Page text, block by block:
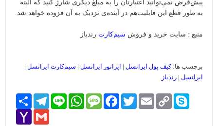
پیش‌فرض نمی‌توانید اعتبارتان را به مبلغ دیگری شارژ کنید که البته
به طور قطع این قابلیت‌هم در آینده‌ی نزدیک به آن فزوده خواهد شد.
منبع : سایت خرید و فروش سیم‌کارت رندباز
برچسب ها:کیف پول ایرانسل | اپراتور ایرانسل | سیم‌کارت ایرانسل |
ایرانسل | رندباز
اشتراکTelegram Line
WhatsAppMessageFacebookTwitter Email
Copy
Link
Skype
Yahoo
Mail
Gmail